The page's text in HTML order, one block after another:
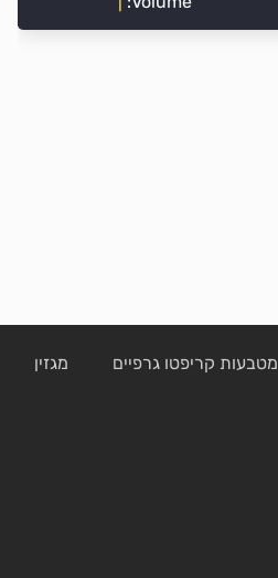
מטבעות קריפטו גרפיים מגזין